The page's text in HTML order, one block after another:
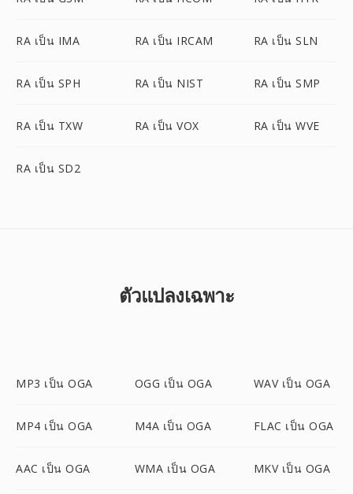
RA เป็น IMA RA เป็น IRCAM RA เป็น SLN
RA เป็น SPH RA เป็น NIST RA เป็น SMP
RA เป็น TXW RA เป็น VOX RA เป็น WVE
RA เป็น SD2
ตัวแปลงเฉพาะ
MP3 เป็น OGA OGG เป็น OGA WAV เป็น OGA
MP4 เป็น OGA M4A เป็น OGA FLAC เป็น OGA
AAC เป็น OGA WMA เป็น OGA MKV เป็น OGA